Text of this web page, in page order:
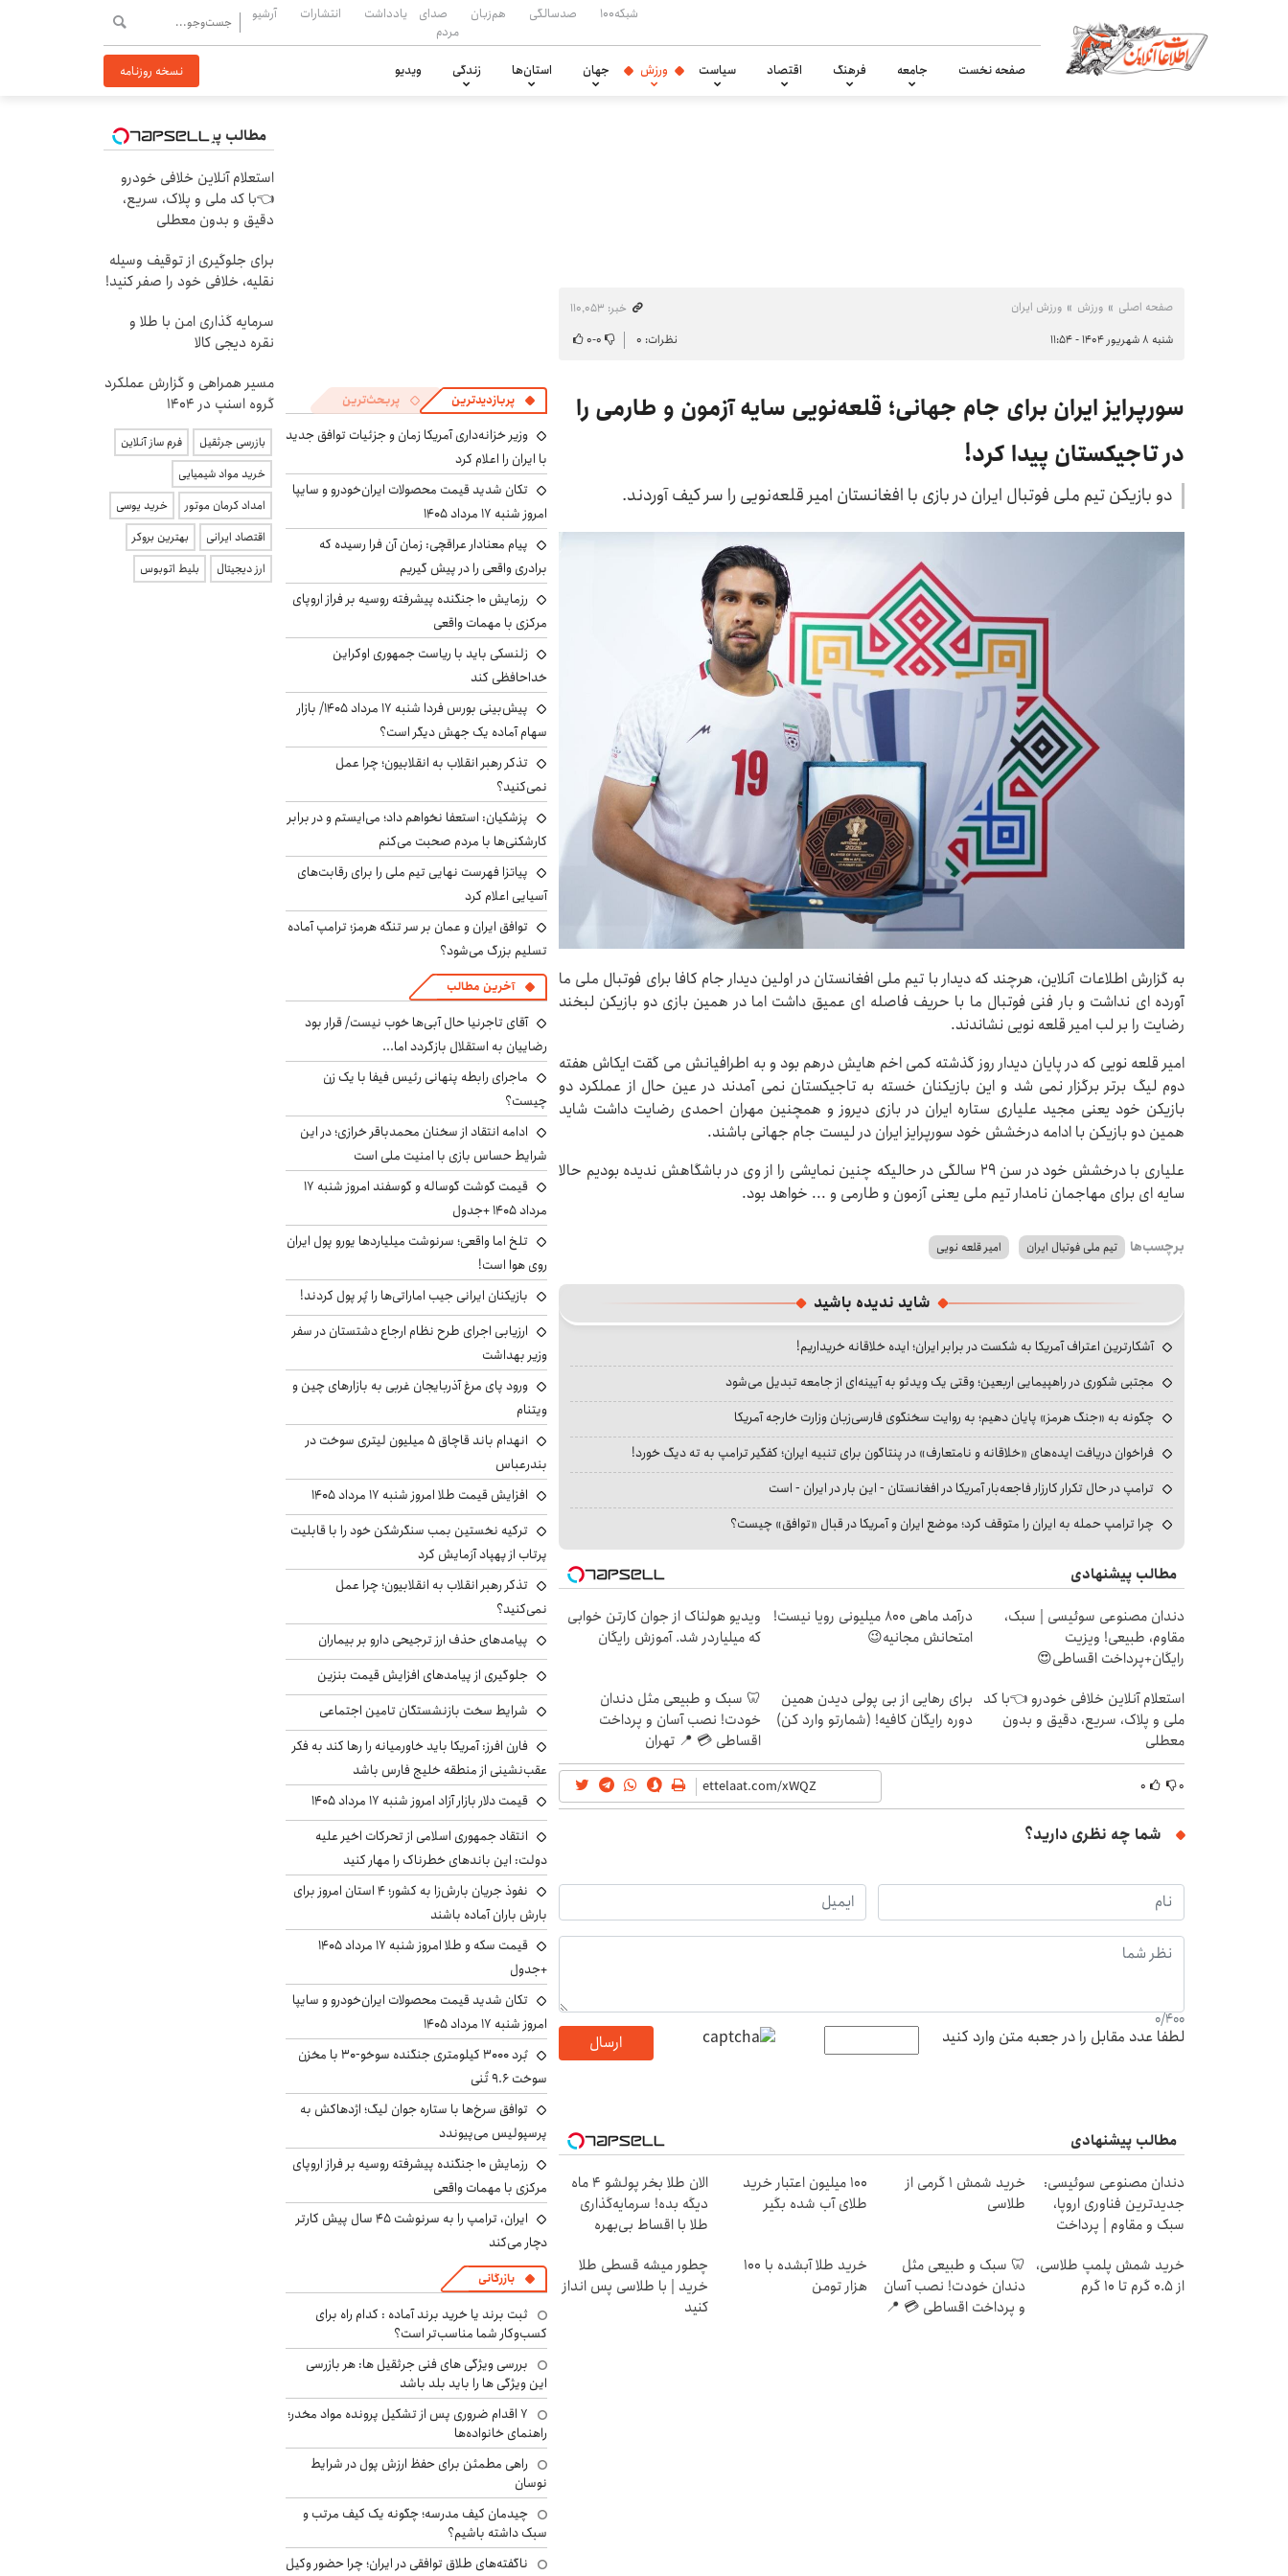
شبکه۱۰۰ صدسالگی هم‌زبان
صدای
مردم
یادداشت انتشارات آرشیو
صفحه نخست جامعه فرهنگ اقتصاد سیاست ورزش جهان استان‌ها زندگی ویدیو نسخه روزنامه
صفحه اصلی ورزش ورزش ایران
خبر: ۱۱۰٬۰۵۳
شنبه ۸ شهریور ۱۴۰۴ - ۱۱:۵۴
نظرات: ۰ ۰-۰
سورپرایز ایران برای جام جهانی؛ قلعه‌نویی سایه آزمون و طارمی را
در تاجیکستان پیدا کرد!
دو بازیکن تیم ملی فوتبال ایران در بازی با افغانستان امیر قلعه‌نویی را سر کیف آوردند.
به گزارش اطلاعات آنلاین، هرچند که دیدار با تیم ملی افغانستان در اولین دیدار جام کافا برای فوتبال ملی ما
آورده ای نداشت و بار فنی فوتبال ما با حریف فاصله ای عمیق داشت اما در همین بازی دو بازیکن لبخند
رضایت را بر لب امیر قلعه نویی نشاندند.
امیر قلعه نویی که در پایان دیدار روز گذشته کمی اخم هایش درهم بود و به اطرافیانش می گقت ایکاش هفته
دوم لیگ برتر برگزار نمی شد و این بازیکنان خسته به تاجیکستان نمی آمدند در عین حال از عملکرد دو
بازیکن خود یعنی مجید علیاری ستاره ایران در بازی دیروز و همچنین مهران احمدی رضایت داشت شاید
همین دو بازیکن با ادامه درخشش خود سورپرایز ایران در لیست جام جهانی باشند.
علیاری با درخشش خود در سن ۲۹ سالگی در حالیکه چنین نمایشی را از وی در باشگاهش ندیده بودیم حالا
سایه ای برای مهاجمان نامدار تیم ملی یعنی آزمون و طارمی و ... خواهد بود.
برچسب‌ها تیم ملی فوتبال ایران امیر قلعه نویی
شاید ندیده باشید
آشکارترین اعتراف آمریکا به شکست در برابر ایران؛ ایده خلاقانه خریداریم!
مجتبی شکوری در راهپیمایی اربعین؛ وقتی یک ویدئو به آیینه‌ای از جامعه تبدیل می‌شود
چگونه به «جنگ هرمز» پایان دهیم؛ به روایت سخنگوی فارسی‌زبان وزارت خارجه آمریکا
فراخوان دریافت ایده‌های «خلاقانه و نامتعارف» در پنتاگون برای تنبیه ایران؛ کفگیر ترامپ به ته دیگ خورد!
ترامپ در حال تکرار کارزار فاجعه‌بار آمریکا در افغانستان - این بار در ایران - است
چرا ترامپ حمله به ایران را متوقف کرد؛ موضع ایران و آمریکا در قبال «توافق» چیست؟
مطالب پیشنهادی
دندان مصنوعی سوئیسی | سبک،
مقاوم، طبیعی! ویزیت
رایگان+پرداخت اقساطی😍
درآمد ماهی 800 میلیونی رویا نیست!
امتحانش مجانیه😉
ویدیو هولناک از جوان کارتن خوابی
که میلیاردر شد. آموزش رایگان
استعلام آنلاین خلافی خودرو 👈با کد
ملی و پلاک، سریع، دقیق و بدون
معطلی
برای رهایی از بی پولی دیدن همین
دوره رایگان کافیه! (شمارتو وارد کن)
🦷 سبک و طبیعی مثل دندان
خودت! نصب آسان و پرداخت
اقساطی 💳 📍 تهران
۰ ۰
شما چه نظری دارید؟
0/400
لطفا عدد مقابل را در جعبه متن وارد کنید ارسال
مطالب پیشنهادی
دندان مصنوعی سوئیسی:
جدیدترین فناوری اروپا،
سبک و مقاوم | پرداخت
خرید شمش 1 گرمی از
طلاسی
100 میلیون اعتبار خرید
طلای آب شده بگیر
الان طلا بخر پولشو 4 ماه
دیگه بده! سرمایه‌گذاری
طلا با اقساط بی‌بهره
خرید شمش پلمپ طلاسی،
از ۰.۵ گرم تا ۱۰ گرم
🦷 سبک و طبیعی مثل
دندان خودت! نصب آسان
و پرداخت اقساطی 💳 📍
خرید طلا آبشده با 100
هزار تومن
چطور میشه قسطی طلا
خرید | با طلاسی پس انداز
کنید
پربازدیدترین پربحث‌ترین
وزیر خزانه‌داری آمریکا زمان و جزئیات توافق جدید
با ایران را اعلام کرد
تکان شدید قیمت محصولات ایران‌خودرو و سایپا
امروز شنبه ۱۷ مرداد ۱۴۰۵
پیام معنادار عراقچی: زمان آن فرا رسیده که
برادری واقعی را در پیش گیریم
رزمایش ۱۰ جنگنده پیشرفته روسیه بر فراز اروپای
مرکزی با مهمات واقعی
زلنسکی باید با ریاست جمهوری اوکراین
خداحافظی کند
پیش‌بینی بورس فردا شنبه ۱۷ مرداد ۱۴۰۵/ بازار
سهام آماده یک جهش دیگر است؟
تذکر رهبر انقلاب به انقلابیون؛ چرا عمل
نمی‌کنید؟
پزشکیان: استعفا نخواهم داد؛ می‌ایستم و در برابر
کارشکنی‌ها با مردم صحبت می‌کنم
پیاتزا فهرست نهایی تیم ملی را برای رقابت‌های
آسیایی اعلام کرد
توافق ایران و عمان بر سر تنگه هرمز؛ ترامپ آماده
تسلیم بزرگ می‌شود؟
آخرین مطالب
آقای تاجرنیا حال آبی‌ها خوب نیست/ قرار بود
رضاییان به استقلال بازگردد اما...
ماجرای رابطه پنهانی رئیس فیفا با یک زن
چیست؟
ادامه انتقاد از سخنان محمدباقر خرازی؛ در این
شرایط حساس بازی با امنیت ملی است
قیمت گوشت گوساله و گوسفند امروز شنبه ۱۷
مرداد ۱۴۰۵ +جدول
تلخ اما واقعی؛ سرنوشت میلیاردها یورو پول ایران
روی هوا است!
بازیکنان ایرانی جیب اماراتی‌ها را پُر پول کردند!
ارزیابی اجرای طرح نظام ارجاع دشتستان در سفر
وزیر بهداشت
ورود پای مرغ آذربایجان غربی به بازارهای چین و
ویتنام
انهدام باند قاچاق ۵ میلیون لیتری سوخت در
بندرعباس
افزایش قیمت طلا امروز شنبه ۱۷ مرداد ۱۴۰۵
ترکیه نخستین بمب سنگرشکن خود را با قابلیت
پرتاب از پهپاد آزمایش کرد
تذکر رهبر انقلاب به انقلابیون؛ چرا عمل
نمی‌کنید؟
پیامدهای حذف ارز ترجیحی دارو بر بیماران
جلوگیری از پیامدهای افزایش قیمت بنزین
شرایط سخت بازنشستگان تامین اجتماعی
فارن افرز: آمریکا باید خاورمیانه را رها کند به فکر
عقب‌نشینی از منطقه خلیج فارس باشد
قیمت دلار بازار آزاد امروز شنبه ۱۷ مرداد ۱۴۰۵
انتقاد جمهوری اسلامی از تحرکات اخیر علیه
دولت: این باندهای خطرناک را مهار کنید
نفوذ جریان بارش‌زا به کشور؛ ۴ استان امروز برای
بارش باران آماده باشند
قیمت سکه و طلا امروز شنبه ۱۷ مرداد ۱۴۰۵
+جدول
تکان شدید قیمت محصولات ایران‌خودرو و سایپا
امروز شنبه ۱۷ مرداد ۱۴۰۵
بُرد ۳۰۰۰ کیلومتری جنگنده سوخو-۳۰ با مخزن
سوخت ۹.۶ تُنی
توافق سرخ‌ها با ستاره جوان لیگ؛ اژدهاکش به
پرسپولیس می‌پیوندد
رزمایش ۱۰ جنگنده پیشرفته روسیه بر فراز اروپای
مرکزی با مهمات واقعی
ایران، ترامپ را به سرنوشت ۴۵ سال پیش کارتر
دچار می‌کند
بازرگانی
ثبت برند یا خرید برند آماده : کدام راه برای
کسب‌وکار شما مناسب‌تر است؟
بررسی ویژگی های فنی جرثقیل ها: هر بازرسی
این ویژگی ها را باید بلد باشد
۷ اقدام ضروری پس از تشکیل پرونده مواد مخدر؛
راهنمای خانواده‌ها
راهی مطمئن برای حفظ ارزش پول در شرایط
نوسان
چیدمان کیف مدرسه؛ چگونه یک کیف مرتب و
سبک داشته باشیم؟
ناگفته‌های طلاق توافقی در ایران؛ چرا حضور وکیل
مطالب پیشنهادی
استعلام آنلاین خلافی خودرو
👈با کد ملی و پلاک، سریع،
دقیق و بدون معطلی
برای جلوگیری از توقیف وسیله
نقلیه، خلافی خود را صفر کنید!
سرمایه گذاری امن با طلا و
نقره دیجی کالا
مسیر همراهی و گزارش عملکرد
گروه اسنپ در ۱۴۰۴
بازرسی جرثقیل
فرم ساز آنلاین
خرید مواد شیمیایی
امداد کرمان موتور
خرید یوسی
اقتصاد ایرانی
بهترین بروکر
ارز دیجیتال
بلیط اتوبوس